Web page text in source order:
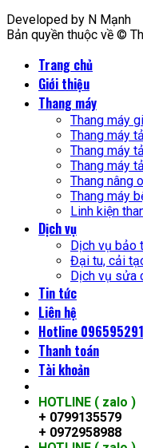
Developed by N Mạnh
Bản quyền thuộc về ©
Trang chủ
Giới thiệu
Thang máy
Thang máy
Thang máy
Thang máy
Thang máy
Thang nâng
Thang máy
Linh kiện
Dịch vụ
Dịch vụ bảo
Đại tu, cải
Dịch vụ sửa
Tin tức
Liên hệ
Hotline
Thanh toán
Tài khoản
HOTLINE ( zalo )
+ 0799135579
+ 0972958988